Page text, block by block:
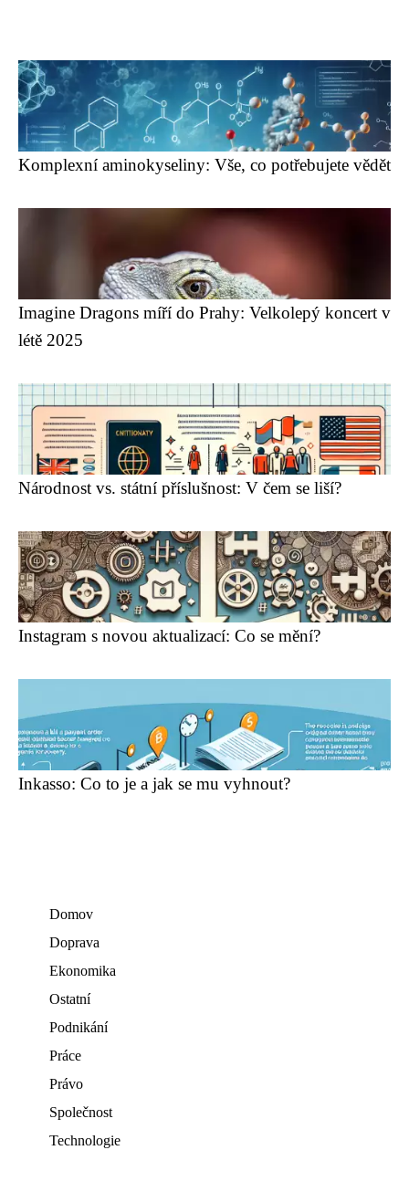
Komplexní aminokyseliny: Vše, co potřebujete vědět
Imagine Dragons míří do Prahy: Velkolepý koncert v
létě 2025
Národnost vs. státní příslušnost: V čem se liší?
Instagram s novou aktualizací: Co se mění?
Inkasso: Co to je a jak se mu vyhnout?
Domov
Doprava
Ekonomika
Ostatní
Podnikání
Práce
Právo
Společnost
Technologie